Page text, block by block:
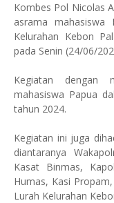
Kombes Pol Nicolas
asrama mahasiswa
Kelurahan Kebon
pada Senin (24/06/
Kegiatan dengan
mahasiswa Papua
tahun 2024.
Kegiatan ini juga
diantaranya
Kasat Binmas,
Humas, Kasi
Lurah Kelurahan